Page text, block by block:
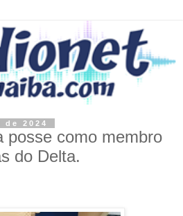
2024
posse como membro
do Delta.